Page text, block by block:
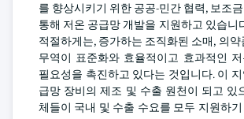
를 향상시키기 위한 공공-민간 협력, 보조
통해 저온 공급망 개발을 지원하고 있습니
적절하게는, 증가하는 조직화된 소매, 의
무역이 표준화와 효율적이고 효과적인
필요성을 촉진하고 있다는 것입니다. 이
급망 장비의 제조 및 수출 원천이 되고 있
체들이 국내 및 수출 수요를 모두 지원하